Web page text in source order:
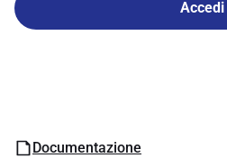
Accedi
Documentazione